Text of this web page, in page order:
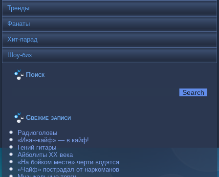
Тренды
Фанаты
Хит-парад
Шоу-биз
Поиск
Свежие записи
Радиоголовы
«Иван-кайф» — в кайф!
Гений гитары
Айболиты ХХ века
«На бойком месте» черти водятся
«Чайф» пострадал от наркоманов